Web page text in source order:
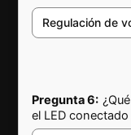
Regulación de
Pregunta 6:
el LED